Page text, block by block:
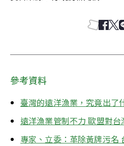
參考資料
臺灣的遠洋漁業，究竟出了
遠洋漁業管制不力 歐盟對台
專家、立委：革除黃牌污名